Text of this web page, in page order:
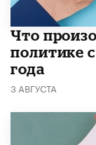
​Что
политике
года
3 АВГУСТА